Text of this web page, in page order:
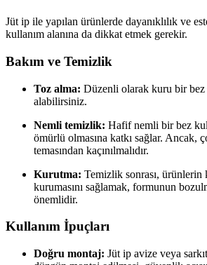
Jüt ip ile yapılan ürünlerde dayanıklılık ve
kullanım alanına da dikkat etmek gerekir.
Bakım ve Temizlik
Toz alma: Düzenli olarak kuru bir bez
alabilirsiniz.
Nemli temizlik: Hafif nemli bir bez
ömürlü olmasına katkı sağlar. Ancak,
temasından kaçınılmalıdır.
Kurutma: Temizlik sonrası,
kurumasını sağlamak, formunun
önemlidir.
Kullanım İpuçları
Doğru montaj: Jüt ip avize veya